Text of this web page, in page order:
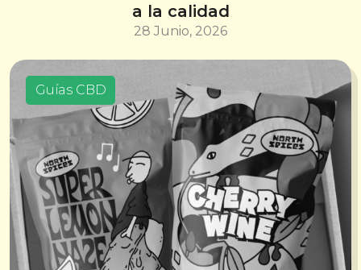
a la calidad
28 Junio, 2026
Guías CBD